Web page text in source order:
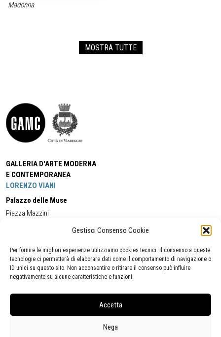
Gestisci Consenso Cookie
Per fornire le migliori esperienze utilizziamo cookies tecnici. Il consenso a queste
tecnologie ci permetterà di elaborare dati come il comportamento di navigazione o
ID unici su questo sito. Non acconsentire o ritirare il consenso può influire
negativamente su alcune caratteristiche e funzioni.
Accetta
Nega
Madonna
MOSTRA TUTTE
GALLERIA D'ARTE MODERNA
E CONTEMPORANEA
LORENZO VIANI
Palazzo delle Muse
Piazza Mazzini
Cell:+39 338 5714978 (orario apertura Galleria)
Tel:
+39 0584 944580
(orario 09.00/13.00)
Email:gamc@comune.viareggio.lu.it
Segnalazione di inaccessibilità